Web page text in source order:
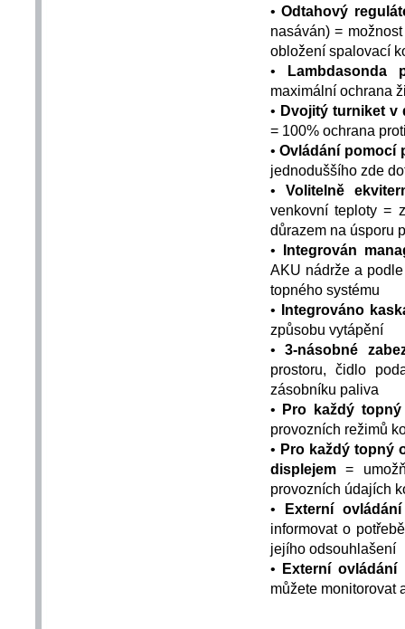
•Odtahový
nasáván) =
obložení spalovací
• Lambdasonda
maximální ochrana
• Dvojitý turniket v
= 100% ochrana
•Ovládání pomocí
jednoduššího zde
• Volitelně
venkovní teploty =
důrazem na úsporu
• Integrován
AKU nádrže a
topného systému
• Integrováno
způsobu vytápění
•3-násobné
prostoru, čidlo
zásobníku paliva
• Pro každý
provozních režimů
• Pro každý topný
displejem=
provozních údajích
• Externí
informovat o
jejího odsouhlašení
• Externí
můžete monitorovat